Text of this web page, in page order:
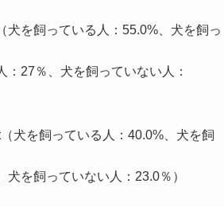
を飼っている人：55.0%、犬を飼っ
27％、犬を飼っていない人：
犬を飼っている人：40.0%、犬を飼
を飼っていない人：23.0％）